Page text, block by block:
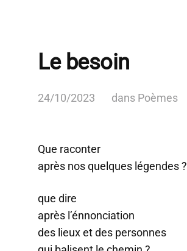
Le besoin
24/10/2023 dans Poèmes
Que raconter
après nos quelques légendes ?
que dire
après l’énnonciation
des lieux et des personnes